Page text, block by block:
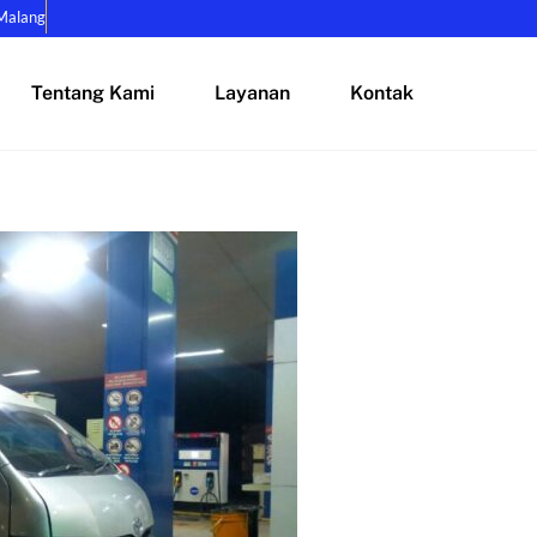
Tentang Kami Layanan Kontak